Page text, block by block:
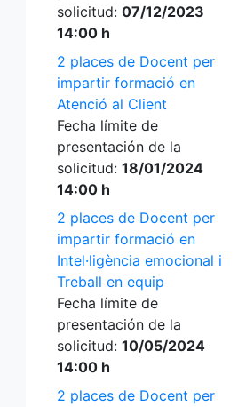
solicitud: 07/12/2023
14:00 h
2 places de Docent per
impartir formació en
Atenció al Client
Fecha límite de
presentación de la
solicitud: 18/01/2024
14:00 h
2 places de Docent per
impartir formació en
Intel·ligència emocional i
Treball en equip
Fecha límite de
presentación de la
solicitud: 10/05/2024
14:00 h
2 places de Docent per